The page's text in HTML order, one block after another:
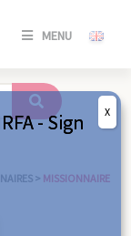
MENU
SE
/
> MISSIONNAIRE
- Sign
X